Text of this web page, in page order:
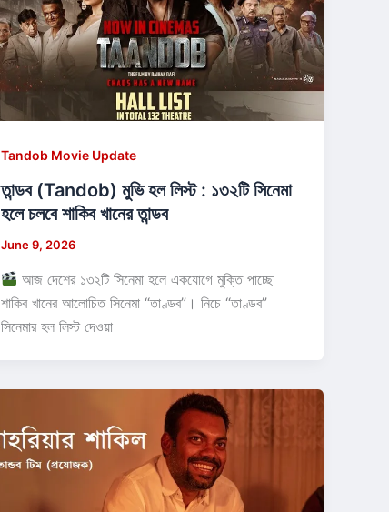
Tandob Movie Update
তান্ডব (Tandob) মুভি হল লিস্ট : ১৩২টি সিনেমা
হলে চলবে শাকিব খানের তান্ডব
June 9, 2026
আজ দেশের ১৩২টি সিনেমা হলে একযোগে মুক্তি পাচ্ছে
শাকিব খানের আলোচিত সিনেমা “তাণ্ডব”। নিচে “তাণ্ডব”
সিনেমার হল লিস্ট দেওয়া